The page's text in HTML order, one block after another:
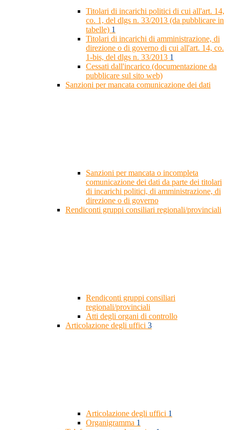
Titolari di incarichi politici di cui all'art. 14,
co. 1, del dlgs n. 33/2013 (da pubblicare in
tabelle) 1
Titolari di incarichi di amministrazione, di
direzione o di governo di cui all'art. 14, co.
1-bis, del dlgs n. 33/2013 1
Cessati dall'incarico (documentazione da
pubblicare sul sito web)
Sanzioni per mancata comunicazione dei dati
Sanzioni per mancata o incompleta
comunicazione dei dati da parte dei titolari
di incarichi politici, di amministrazione, di
direzione o di governo
Rendiconti gruppi consiliari regionali/provinciali
Rendiconti gruppi consiliari
regionali/provinciali
Atti degli organi di controllo
Articolazione degli uffici 3
Articolazione degli uffici 1
Organigramma 1